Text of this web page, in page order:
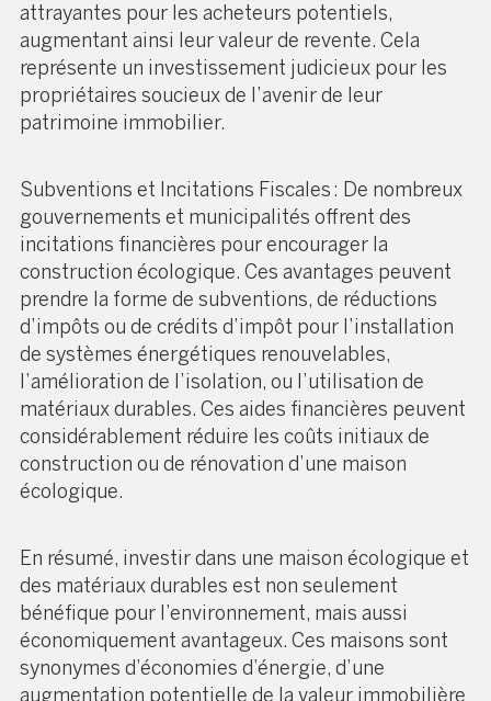
attrayantes pour les acheteurs potentiels,
augmentant ainsi leur valeur de revente. Cela
représente un investissement judicieux pour les
propriétaires soucieux de l’avenir de leur
patrimoine immobilier.
Subventions et Incitations Fiscales : De nombreux
gouvernements et municipalités offrent des
incitations financières pour encourager la
construction écologique. Ces avantages peuvent
prendre la forme de subventions, de réductions
d’impôts ou de crédits d’impôt pour l’installation
de systèmes énergétiques renouvelables,
l’amélioration de l’isolation, ou l’utilisation de
matériaux durables. Ces aides financières peuvent
considérablement réduire les coûts initiaux de
construction ou de rénovation d’une maison
écologique.
En résumé, investir dans une maison écologique et
des matériaux durables est non seulement
bénéfique pour l’environnement, mais aussi
économiquement avantageux. Ces maisons sont
synonymes d’économies d’énergie, d’une
augmentation potentielle de la valeur immobilière